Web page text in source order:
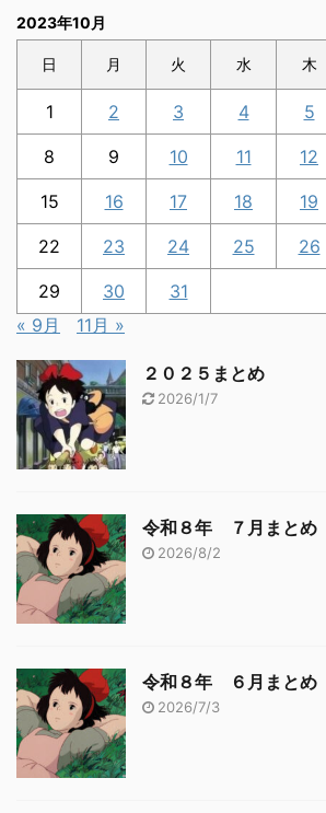
2023年10月
日 月 火 水 木
1 2 3 4 5
8 9 10 11 12
15 16 17 18 19
22 23 24 25 26
29 30
31
« 9月
11月 »
２０２５まとめ
2026/1/7
令和８年 ７月まとめ
2026/8/2
令和８年 ６月まとめ
2026/7/3